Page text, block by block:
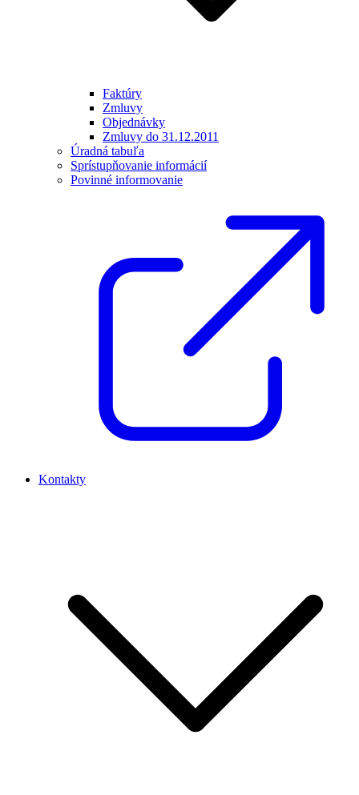
Faktúry
Zmluvy
Objednávky
Zmluvy do 31.12.2011
Úradná tabuľa
Sprístupňovanie informácií
Povinné informovanie
Kontakty